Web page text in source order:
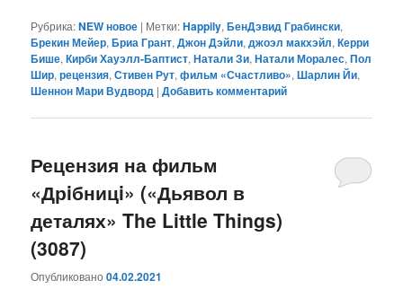
Рубрика:NEW новое | Метки:Happily,БенДэвид Грабински,
Брекин Мейер,Бриа Грант,Джон Дэйли,джоэл макхэйл,Керри
Бише,Кирби Хауэлл-Баптист,Натали Зи,Натали Моралес,Пол
Шир,рецензия,Стивен Рут,фильм «Счастливо»,Шарлин Йи,
Шеннон Мари Вудворд |Добавить комментарий
Рецензия на фильм
«Дрiбницi» («Дьявол в
деталях» The Little Things)
(3087)
Опубликовано04.02.2021